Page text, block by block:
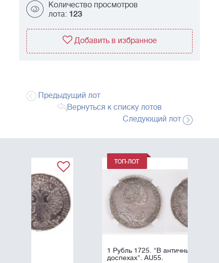
Количество просмотров
лота: 123
Добавить в избранное
Предыдущий лот
Вернуться к списку лотов
Следующий лот
1 Рубль 1725. "В античных
доспехах". AU55.